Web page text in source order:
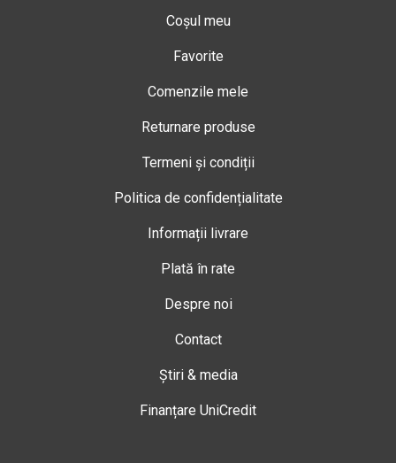
Coșul meu
Favorite
Comenzile mele
Returnare produse
Termeni și condiții
Politica de confidențialitate
Informații livrare
Plată în rate
Despre noi
Contact
Știri & media
Finanțare UniCredit